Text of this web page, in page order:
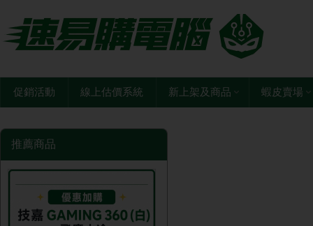
促銷活動 線上估價系統 新上架及商品 蝦皮賣場
推薦商品